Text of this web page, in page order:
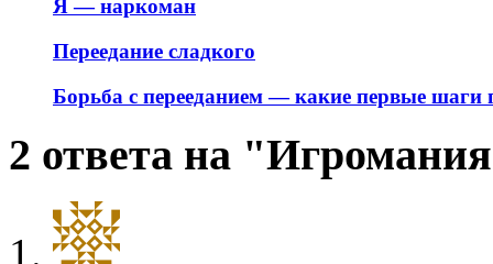
Я — наркоман
Переедание сладкого
Борьба с перееданием — какие первые шаги
2 ответа на